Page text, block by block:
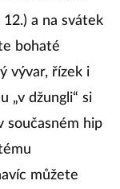
a na svátek
bohaté
vývar, řízek i
„v džungli“ si
současném hip
můžete